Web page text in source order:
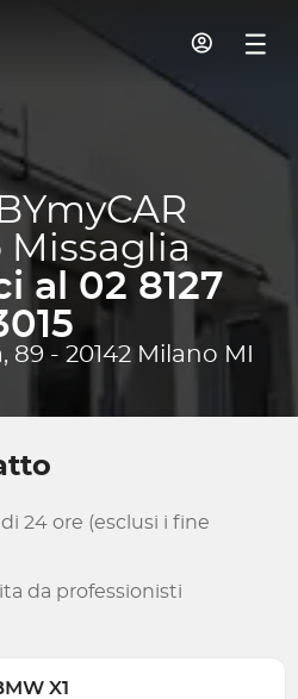
Missaglia
al 02 8127
89 - 20142 Milano MI
24 ore (esclusi i fine
da professionisti
X1